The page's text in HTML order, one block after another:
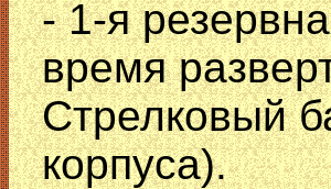
- 1-я
время
Стрелковый
корпуса).